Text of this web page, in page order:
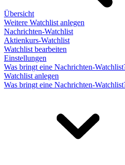
Übersicht
Weitere Watchlist anlegen
Nachrichten-Watchlist
Aktienkurs-Watchlist
Watchlist bearbeiten
Einstellungen
Was bringt eine Nachrichten-
Watchlist anlegen
Was bringt eine Nachrichten-